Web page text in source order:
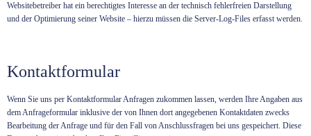
Websitebetreiber hat ein berechtigtes Interesse an der technisch fehlerfreien Darstellung
und der Optimierung seiner Website – hierzu müssen die Server-Log-Files erfasst werden.
Kontaktformular
Wenn Sie uns per Kontaktformular Anfragen zukommen lassen, werden Ihre Angaben aus
dem Anfrageformular inklusive der von Ihnen dort angegebenen Kontaktdaten zwecks
Bearbeitung der Anfrage und für den Fall von Anschlussfragen bei uns gespeichert. Diese